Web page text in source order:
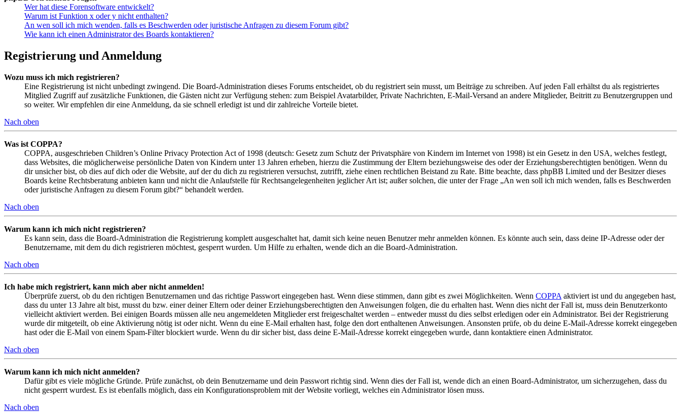
Wer hat diese Forensoftware entwickelt?
Warum ist Funktion x oder y nicht enthalten?
An wen soll ich mich wenden, falls es Beschwerden oder juristische Anfragen zu diesem Forum gibt?
Wie kann ich einen Administrator des Boards kontaktieren?
Registrierung und Anmeldung
Wozu muss ich mich registrieren?
Eine Registrierung ist nicht unbedingt zwingend. Die Board-Administration dieses Forums entscheidet, ob du registriert sein musst, um Beiträge zu schreiben. Auf jeden Fall erhältst du als registriertes
Mitglied Zugriff auf zusätzliche Funktionen, die Gästen nicht zur Verfügung stehen: zum Beispiel Avatarbilder, Private Nachrichten, E-Mail-Versand an andere Mitglieder, Beitritt zu Benutzergruppen und
so weiter. Wir empfehlen dir eine Anmeldung, da sie schnell erledigt ist und dir zahlreiche Vorteile bietet.
Nach oben
Was ist COPPA?
COPPA, ausgeschrieben Children’s Online Privacy Protection Act of 1998 (deutsch: Gesetz zum Schutz der Privatsphäre von Kindern im Internet von 1998) ist ein Gesetz in den USA, welches festlegt,
dass Websites, die möglicherweise persönliche Daten von Kindern unter 13 Jahren erheben, hierzu die Zustimmung der Eltern beziehungsweise des oder der Erziehungsberechtigten benötigen. Wenn du
dir unsicher bist, ob dies auf dich oder die Website, auf der du dich zu registrieren versuchst, zutrifft, ziehe einen rechtlichen Beistand zu Rate. Bitte beachte, dass phpBB Limited und der Besitzer dieses
Boards keine Rechtsberatung anbieten kann und nicht die Anlaufstelle für Rechtsangelegenheiten jeglicher Art ist; außer solchen, die unter der Frage „An wen soll ich mich wenden, falls es Beschwerden
oder juristische Anfragen zu diesem Forum gibt?“ behandelt werden.
Nach oben
Warum kann ich mich nicht registrieren?
Es kann sein, dass die Board-Administration die Registrierung komplett ausgeschaltet hat, damit sich keine neuen Benutzer mehr anmelden können. Es könnte auch sein, dass deine IP-Adresse oder der
Benutzername, mit dem du dich registrieren möchtest, gesperrt wurden. Um Hilfe zu erhalten, wende dich an die Board-Administration.
Nach oben
Ich habe mich registriert, kann mich aber nicht anmelden!
Überprüfe zuerst, ob du den richtigen Benutzernamen und das richtige Passwort eingegeben hast. Wenn diese stimmen, dann gibt es zwei Möglichkeiten. Wenn COPPA aktiviert ist und du angegeben hast,
dass du unter 13 Jahre alt bist, musst du bzw. einer deiner Eltern oder deiner Erziehungsberechtigten den Anweisungen folgen, die du erhalten hast. Wenn dies nicht der Fall ist, muss dein Benutzerkonto
vielleicht aktiviert werden. Bei einigen Boards müssen alle neu angemeldeten Mitglieder erst freigeschaltet werden – entweder musst du dies selbst erledigen oder ein Administrator. Bei der Registrierung
wurde dir mitgeteilt, ob eine Aktivierung nötig ist oder nicht. Wenn du eine E-Mail erhalten hast, folge den dort enthaltenen Anweisungen. Ansonsten prüfe, ob du deine E-Mail-Adresse korrekt eingegeben
hast oder die E-Mail von einem Spam-Filter blockiert wurde. Wenn du dir sicher bist, dass deine E-Mail-Adresse korrekt eingegeben wurde, dann kontaktiere einen Administrator.
Nach oben
Warum kann ich mich nicht anmelden?
Dafür gibt es viele mögliche Gründe. Prüfe zunächst, ob dein Benutzername und dein Passwort richtig sind. Wenn dies der Fall ist, wende dich an einen Board-Administrator, um sicherzugehen, dass du
nicht gesperrt wurdest. Es ist ebenfalls möglich, dass ein Konfigurationsproblem mit der Website vorliegt, welches ein Administrator lösen muss.
Nach oben